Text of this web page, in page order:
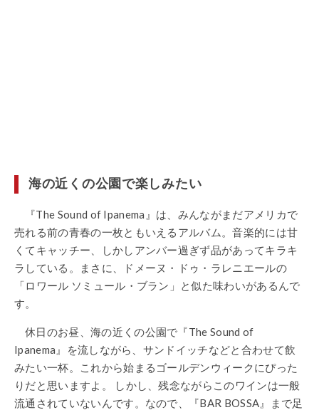
海の近くの公園で楽しみたい
『The Sound of Ipanema』は、みんながまだアメリカで
売れる前の青春の一枚ともいえるアルバム。音楽的には甘
くてキャッチー、しかしアンバー過ぎず品があってキラキ
ラしている。まさに、ドメーヌ・ドゥ・ラレニエールの
「ロワール ソミュール・ブラン」と似た味わいがあるんで
す。
休日のお昼、海の近くの公園で『The Sound of
Ipanema』を流しながら、サンドイッチなどと合わせて飲
みたい一杯。これから始まるゴールデンウィークにぴった
りだと思いますよ。 しかし、残念ながらこのワインは一般
流通されていないんです。なので、『BAR BOSSA』まで足